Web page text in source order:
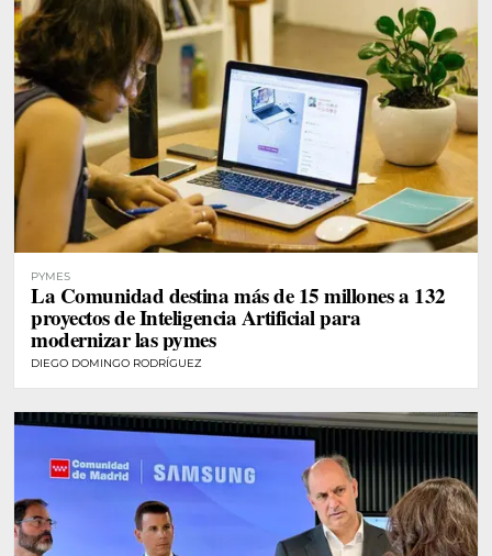
PYMES
La Comunidad destina más de 15 millones a 132
proyectos de Inteligencia Artificial para
modernizar las pymes
DIEGO DOMINGO RODRÍGUEZ